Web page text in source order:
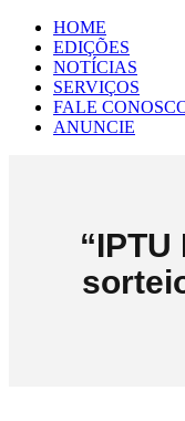
HOME
EDIÇÕES
NOTÍCIAS
SERVIÇOS
FALE
ANUNCIE